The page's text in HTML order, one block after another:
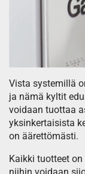
Vista systemillä
ja nämä kyltit
voidaan tuottaa
yksinkertaisista
on äärettömästi.
Kaikki tuotteet
niihin voidaan